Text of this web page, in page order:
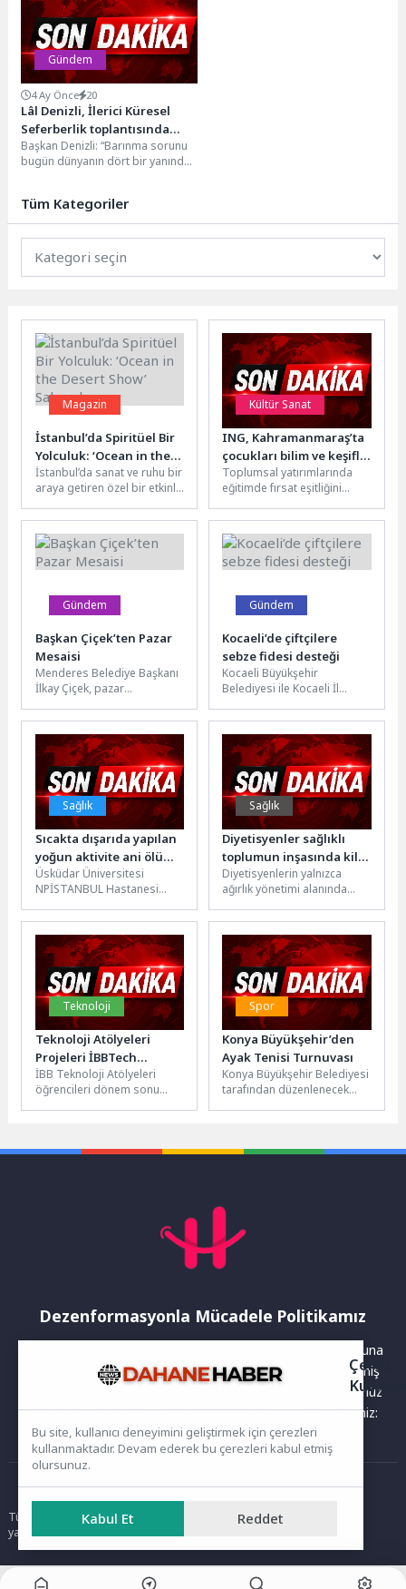
Gündem
4 Ay Önce 20
Lâl Denizli, İlerici Küresel
Seferberlik toplantısında
Hanem Çeşme modelini
anlattı
Başkan Denizli: “Barınma sorunu
bugün dünyanın dört bir yanında
yerel yönetimler...
Tüm Kategoriler
Magazin
İstanbul’da Spiritüel Bir
Yolculuk: ‘Ocean in the
Desert Show’ Sahnede
İstanbul’da sanat ve ruhu bir
araya getiren özel bir etkinlik
Show’,...
Kültür Sanat
ING, Kahramanmaraş’ta
çocukları bilim ve keşifle
buluşturdu
Toplumsal yatırımlarında
eğitimde fırsat eşitliğini
Kahramanmaraş’taki ING
Türkiye – Türk Eğitim...
Gündem
Başkan Çiçek’ten Pazar
Mesaisi
Menderes Belediye Başkanı
İlkay Çiçek, pazar
bir araya geldi.Haftaiçi
mesaisinde olduğu gibi
haftasonu...
Gündem
Kocaeli’de çiftçilere
sebze fidesi desteği
Kocaeli Büyükşehir
Belediyesi ile Kocaeli İl
iş birliğiyle “Tarım
Arazilerinin Kullanımının...
Sağlık
Sıcakta dışarıda yapılan
yoğun aktivite ani ölüm
riskini artırabiliyor!
Üsküdar Üniversitesi
NPİSTANBUL Hastanesi
Mehmet Baltalı, artan sıcak
hava dalgalarının kalp...
Sağlık
Diyetisyenler sağlıklı
toplumun inşasında kilit
rol üstleniyor
Diyetisyenlerin yalnızca
ağırlık yönetimi alanında
önlenmesi ve tedavisinde de
önemli sorumluluklar
üstlendiğini belirten...
Teknoloji
Teknoloji Atölyeleri
Projeleri İBBTech
Seçmelerinde
İBB Teknoloji Atölyeleri
öğrencileri dönem sonu
Akademisyenlerden oluşan
Spor
Konya Büyükşehir’den
Ayak Tenisi Turnuvası
Konya Büyükşehir Belediyesi
tarafından düzenlenecek
organizasyonda...
Dezenformasyonla Mücadele Politikamız
Yayınlanan haberler doğruluk ilkesi gözetilerek hazırlanır. Buna
rağmen bazı içeriklerde eksik, hatalı veya güncelliğini yitirmiş
bilgiler bulunabilir.Yanlış veya yanıltıcı olduğunu düşündüğünüz
haberleri aşağıdaki iletişim kanallarından bize bildirebilirsiniz:
Ana Sayfa
Tüm hakları saklıdır. Sitede yer alan içerikler izinsiz kopyalanamaz,
yayımlanamaz ve kullanılamaz.
Çerez
Bu site, kullanıcı deneyimini geliştirmek için çerezleri
kullanmaktadır. Devam ederek bu çerezleri kabul etmiş
olursunuz.
Kabul Et Reddet